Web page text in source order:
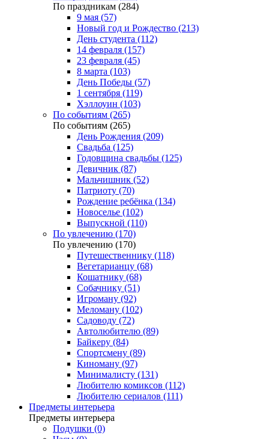
По праздникам (284)
9 мая (57)
Новый год и Рождество (213)
День студента (112)
14 февраля (157)
23 февраля (45)
8 марта (103)
День Победы (57)
1 сентября (119)
Хэллоуин (103)
По событиям (265)
По событиям (265)
День Рождения (209)
Свадьба (125)
Годовщина свадьбы (125)
Девичник (87)
Мальчишник (52)
Патриоту (70)
Рождение ребёнка (134)
Новоселье (102)
Выпускной (110)
По увлечению (170)
По увлечению (170)
Путешественнику (118)
Вегетарианцу (68)
Кошатнику (68)
Собачнику (51)
Игроману (92)
Меломану (102)
Садоводу (72)
Автолюбителю (89)
Байкеру (84)
Спортсмену (89)
Киноману (97)
Минималисту (131)
Любителю комиксов (112)
Любителю сериалов (111)
Предметы интерьера
Предметы интерьера
Подушки (0)